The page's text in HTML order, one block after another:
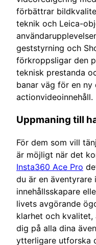
förbättrar
teknik och Leica-
geststyrning och
förkroppsligar den
teknisk prestanda
banar väg för en ny
actionvideoinnehåll.
Uppmaning till
För dem som vill
är möjligt när det
Insta360 Ace Pro
du är en äventyrare
innehållsskapare
livets avgörande
klarhet och kvalitet,
dig på alla dina
ytterligare utforska